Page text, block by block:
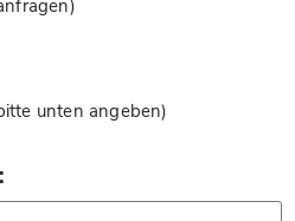
unten angeben)